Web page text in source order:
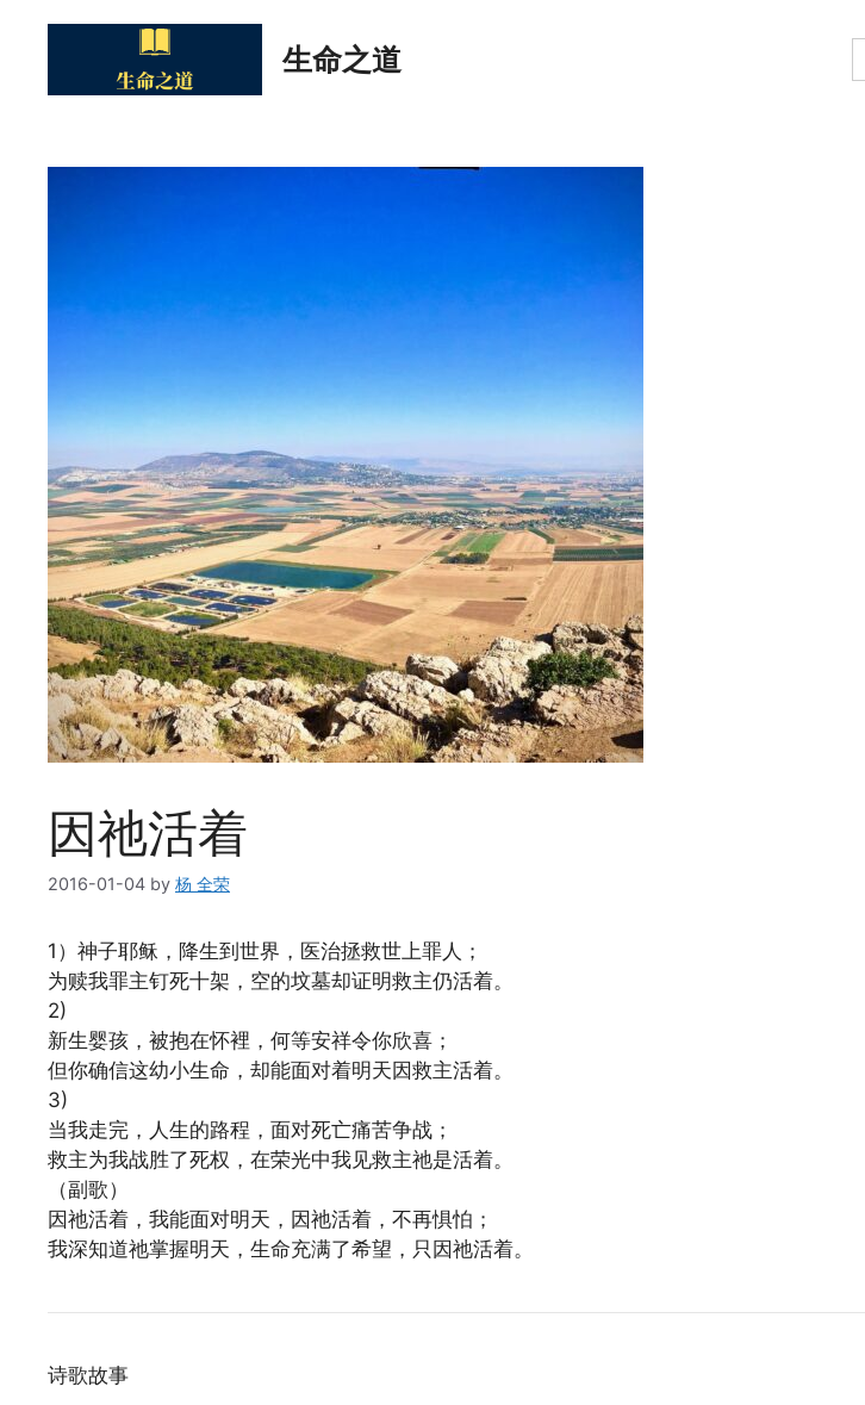
生命之道
因祂活着
2016-01-04 by 杨 全荣
1）神子耶稣，降生到世界，医治拯救世上罪人；
为赎我罪主钉死十架，空的坟墓却证明救主仍活着。
2)
新生婴孩，被抱在怀裡，何等安祥令你欣喜；
但你确信这幼小生命，却能面对着明天因救主活着。
3)
当我走完，人生的路程，面对死亡痛苦争战；
救主为我战胜了死权，在荣光中我见救主祂是活着。
（副歌）
因祂活着，我能面对明天，因祂活着，不再惧怕；
我深知道祂掌握明天，生命充满了希望，只因祂活着。
诗歌故事